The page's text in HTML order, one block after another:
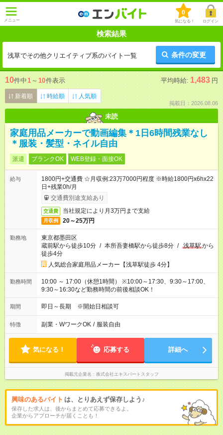
メニュー
0
気になる！ ログイン
検索結果
浅草でその他クリエイティブ系のバイト一覧 条件の変更
10件中1 ～ 10件表示 平均時給: 1,483 円
新着順 時給順 人気順
掲載日：2026.08.06
未読
家庭用品メーカーで動画編集＊1日6時間残業なし
＊服装・髪型・ネイル自由
派遣 ブランクOK WEB登録・面接OK
給与
1800円+交通費 ☆月収例:23万7000円程度 ※時給1800円x6hx22
日+残業0h/月
交通費別途支給あり
交通費 当社規定により月3万円まで支給
月収例 20～25万円
勤務地
東京都墨田区
蔵前駅から徒歩10分 / 本所吾妻橋駅から徒歩8分 / 浅草駅から
徒歩4分
人気総合家庭用品メーカー【浅草駅徒歩 4分】
勤務時間
10:00 ～ 17:00（休憩1時間） ※10:00～17:30、9:30～17:00、
9:30～16:30など勤務時間の前後相談OK！
期間 即日～長期 ※開始日相談可
特徴 副業・WワークOK / 服装自由
気になる！ 応募する 詳細へ
掲載元企業名 株式会社エキスパートスタッフ
興味のあるバイト は、とりあえず保存しよう♪
保存した求人は、後からまとめて応募できるよ。
企業からアプローチが届くことも！